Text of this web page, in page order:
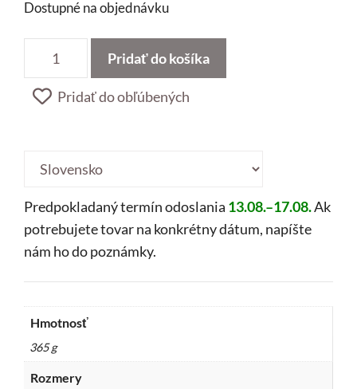
Dostupné na objednávku
Pridať do košíka
Pridať do obľúbených
region:
Predpokladaný termín odoslania 13.08.–17.08.Ak
potrebujete tovar na konkrétny dátum, napíšte
nám ho do poznámky.
Hmotnosť
365 g
Rozmery